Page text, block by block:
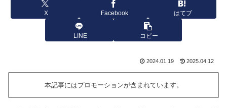
X Facebook はてブ
LINE コピー
2024.01.19 2025.04.12
本記事にはプロモーションが含まれています。